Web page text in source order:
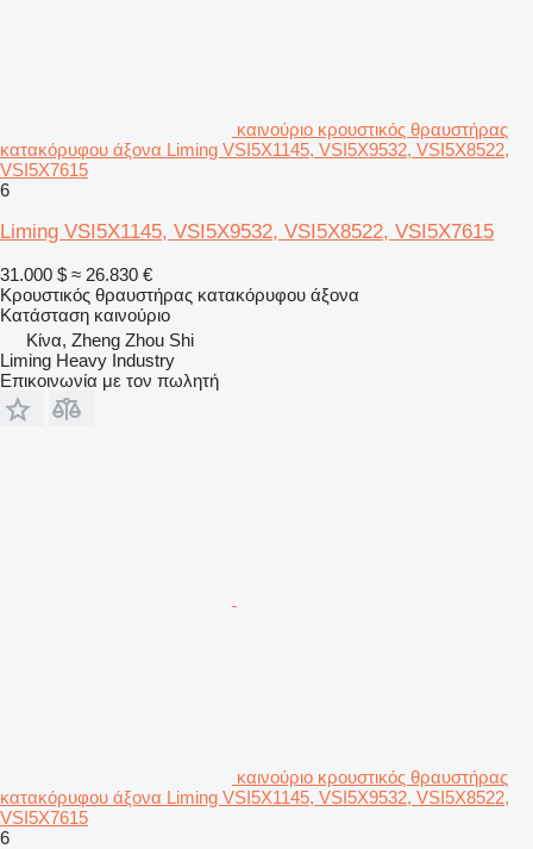
καινούριο κρουστικός θραυστήρας
κατακόρυφου άξονα Liming VSI5X1145, VSI5X9532, VSI5X8522,
VSI5X7615
6
Liming VSI5X1145, VSI5X9532, VSI5X8522, VSI5X7615
31.000 $ ≈ 26.830 €
Κρουστικός θραυστήρας κατακόρυφου άξονα
Κατάσταση καινούριο
Κίνα, Zheng Zhou Shi
Liming Heavy Industry
Επικοινωνία με τον πωλητή
καινούριο κρουστικός θραυστήρας
κατακόρυφου άξονα Liming VSI5X1145, VSI5X9532, VSI5X8522,
VSI5X7615
6